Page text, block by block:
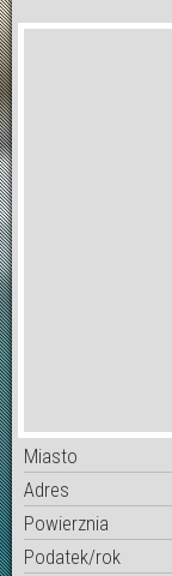
Miasto
Adres
Powierznia
Podatek/rok